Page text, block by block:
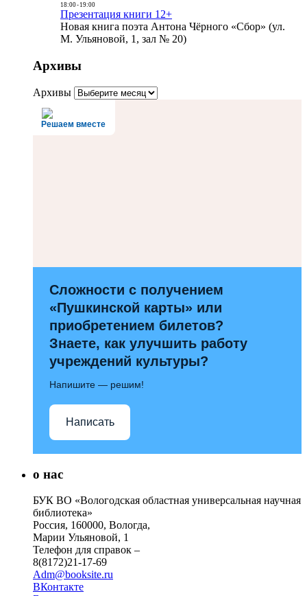
18:00- 19:00
Презентация книги 12+
Новая книга поэта Антона Чёрного «Сбор» (ул.
М. Ульяновой, 1, зал № 20)
Архивы
Архивы
Решаем вместе
Сложности с получением
«Пушкинской карты» или
приобретением билетов?
Знаете, как улучшить работу
учреждений культуры?
Напишите — решим!
Написать
о нас
БУК ВО «Вологодская областная универсальная научная
библиотека»
Россия, 160000, Вологда,
Марии Ульяновой, 1
Телефон для справок –
8(8172)21-17-69
Adm@booksite.ru
ВКонтакте